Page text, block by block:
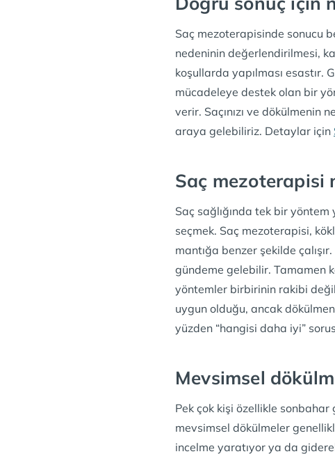
Saç mezoterapisinde sonucu
nedeninin değerlendirilmesi,
koşullarda yapılması
mücadeleye destek olan bir
verir. Saçınızı ve
araya gelebiliriz. Detaylar için
Saç mezoterapisi
Saç sağlığında tek bir
seçmek. Saç mezoterapisi,
mantığa benzer şekilde
gündeme gelebilir. Tamamen
yöntemler birbirinin rakibi
uygun olduğu, ancak
yüzden “hangisi daha iyi”
Mevsimsel
Pek çok kişi özellikle
mevsimsel dökülmeler
incelme yaratıyor ya da